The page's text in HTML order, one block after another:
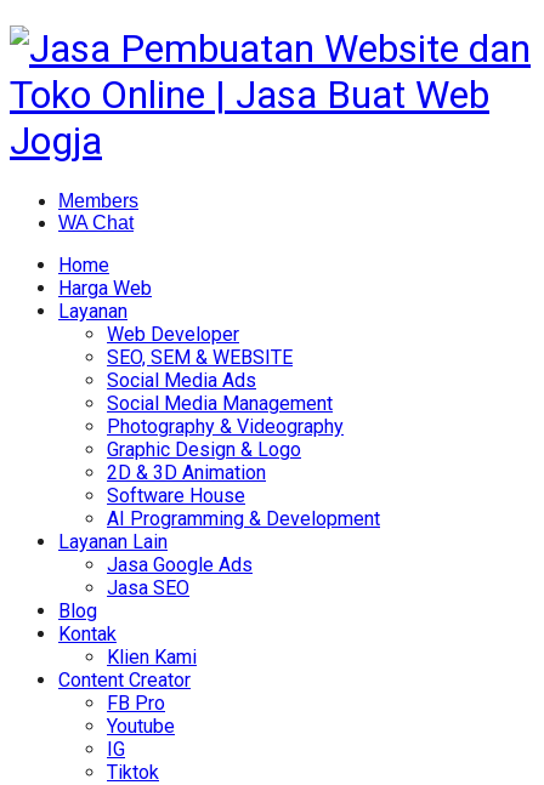
Members
WA Chat
Home
Harga Web
Layanan
Web Developer
SEO, SEM & WEBSITE
Social Media Ads
Social Media Management
Photography & Videography
Graphic Design & Logo
2D & 3D Animation
Software House
AI Programming & Development
Layanan Lain
Jasa Google Ads
Jasa SEO
Blog
Kontak
Klien Kami
Content Creator
FB Pro
Youtube
IG
Tiktok